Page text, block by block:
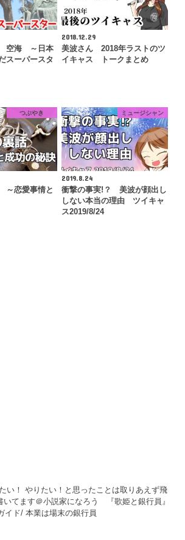
空海 ～日本
スーパースタ
2018.12.29
美波さん 2018年ラストのツ
イキャス トークまとめ
つぶやき
～恋愛事情と
ミュージシャン
2019.8.24
衝撃の事実!？ 美波が顔出し
しない本当の理由 ツイキャ
ス2019/8/24
い！ やりたい！と思ったことは取りあえず飛
てます＠小説家になろう 『歌姫と銀行員』
イド/ 本業は場末の銀行員